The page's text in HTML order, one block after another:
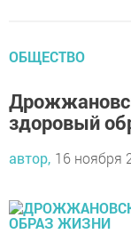
ОБЩЕСТВО
здоровый
автор, 16 ноября